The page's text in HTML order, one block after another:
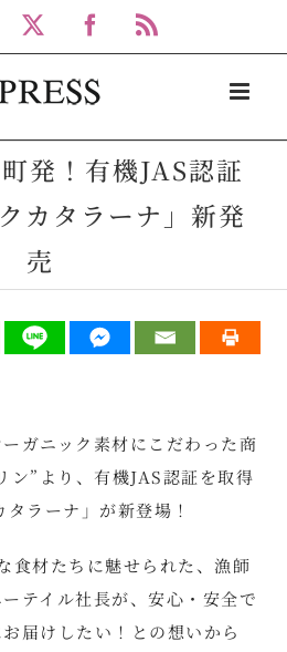
YouTube Facebook
発！有機JAS認証
カタラーナ」新発
売
ガニック素材にこだわった商
ン”より、有機JAS認証を取得
ラーナ」が新登場！
食材たちに魅せられた、漁師
テイル社長が、安心・安全で
届けしたい！との想いから